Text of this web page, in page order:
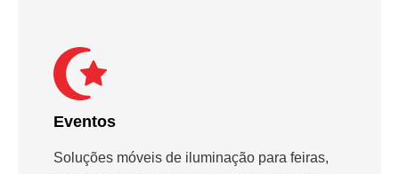
Eventos
Soluções móveis de iluminação para feiras,